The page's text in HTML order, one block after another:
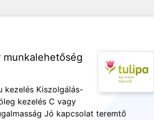
kezelés Kiszolgálás-
kezelés C vagy
Jó kapcsolat teremtő